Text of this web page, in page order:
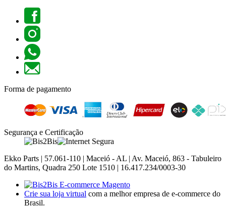
Forma de pagamento
Segurança e Certificação
Ekko Parts | 57.061-110 | Maceió - AL | Av. Maceió, 863 - Tabuleiro
do Martins, Quadra 250 Lote 1510 | 16.417.234/0003-30
Crie sua loja virtual com a melhor empresa de e-commerce do
Brasil.